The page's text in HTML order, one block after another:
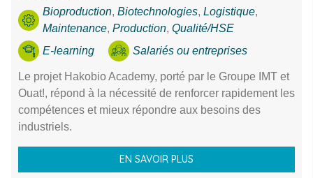
Bioproduction, Biotechnologies, Logistique,
Maintenance, Production, Qualité/HSE
E-learning
Salariés ou entreprises
Le projet Hakobio Academy, porté par le Groupe IMT et
Ouat!, répond à la nécessité de renforcer rapidement les
compétences et mieux répondre aux besoins des
industriels.
EN SAVOIR PLUS